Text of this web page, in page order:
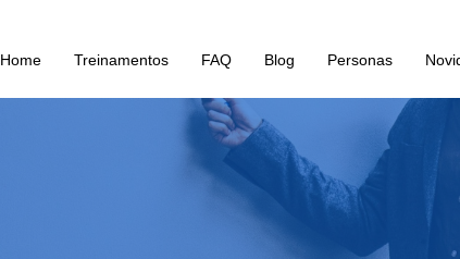
Home Treinamentos FAQ Blog Personas